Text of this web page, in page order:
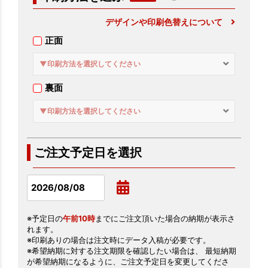
デザインや印刷色替えについて
正面
▼印刷方法を選択してください
裏面
▼印刷方法を選択してください
ご注文予定日を選択
※予定日の午前10時までにご注文頂いた場合の納期が表示さ
れます。
※印刷ありの場合は注文時にデータ入稿が必要です。
※希望納期に対する注文期限を確認したい場合は、 最短納期
が希望納期になるように、ご注文予定日を変更してくださ